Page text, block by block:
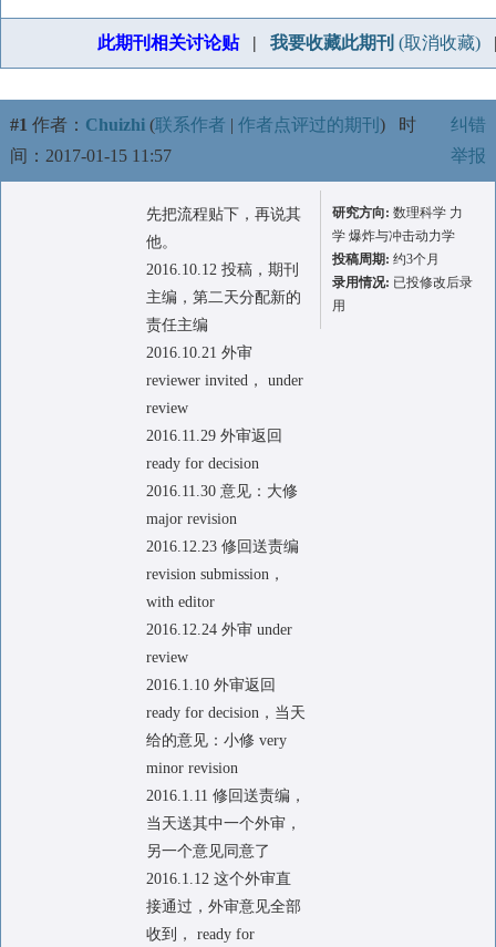
此期刊相关讨论贴| 我要收藏此期刊 (取消收藏)
#1 作者： Chuizhi (联系作者 | 作者点评过的期刊 ) 时
间：2017-01-15 11:57
纠错
举报
先把流程贴下，再说其
他。
2016.10.12 投稿，期刊
主编，第二天分配新的
责任主编
2016.10.21 外审
reviewer invited， under
review
2016.11.29 外审返回
ready for decision
2016.11.30 意见：大修
major revision
2016.12.23 修回送责编
revision submission，
with editor
2016.12.24 外审 under
review
2016.1.10 外审返回
ready for decision，当天
给的意见：小修 very
minor revision
2016.1.11 修回送责编，
当天送其中一个外审，
另一个意见同意了
2016.1.12 这个外审直
接通过，外审意见全部
收到， ready for
研究方向: 数理科学 力
学 爆炸与冲击动力学
投稿周期: 约3个月
录用情况: 已投修改后录
用